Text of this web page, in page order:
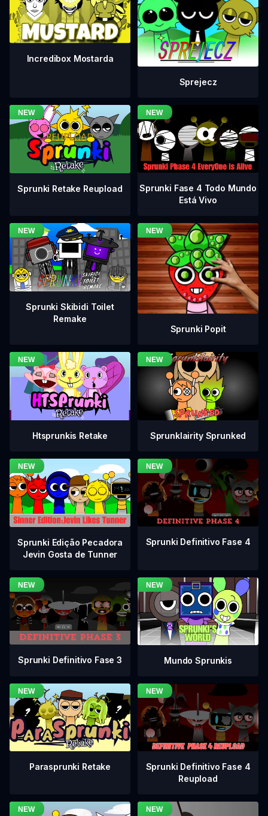
Incredibox Mostarda
Sprejecz
Sprunki Retake Reupload
Sprunki Fase 4 Todo Mundo
Está Vivo
Sprunki Skibidi Toilet
Remake
Sprunki Popit
Htsprunkis Retake Sprunklairity Sprunked
Sprunki Edição Pecadora
Jevin Gosta de Tunner
Sprunki Definitivo Fase 4
Sprunki Definitivo Fase 3 Mundo Sprunkis
Parasprunki Retake
Sprunki Definitivo Fase 4
Reupload